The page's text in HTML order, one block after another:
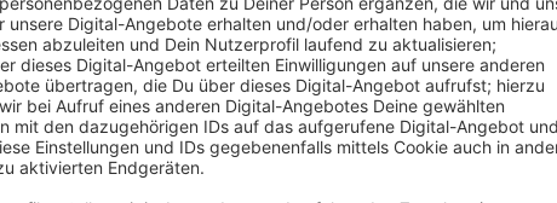
Die neuen, kleeblattförmigen Marken sind lila und
einschließlich 2028, gültig sein. Die Marke muss
Geschirr oder Leine – angebracht sein, sobald das Tier
Grundstück verlässt. Bis zum Erhalt der neuen Marke
noch gültig. Nach Ablauf einer gewissen Karenzzeit
stichprobenartig kontrollieren.